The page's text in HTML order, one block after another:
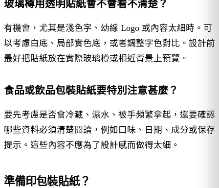
玻璃樽用透明貼紙會不會看不清楚？
有機會，尤其是淺色字、幼線 Logo 或內容太細時。可
以考慮白底、局部實色底，或者調整字色對比。設計前
最好把貼紙放在實際玻璃樽或相近背景上預覽。
食品或飲品包裝貼紙要特別注意甚麼？
要先考慮是否會冷藏、濕水、被手頻繁拿起，還要確認
哪些資料必須清楚閱讀，例如口味、日期、成分或保存
提示。這些內容不應為了設計感而做得太細。
準備印包裝貼紙？